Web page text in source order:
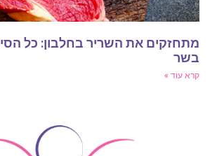
את השריר בחלבון: כל
עוד »